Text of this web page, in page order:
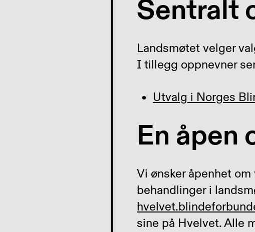
Sentralt
Landsmøtet velger
I tillegg oppnevner
Utvalg i Norges
En åpen
Vi ønsker åpenhet
behandlinger i
sine på Hvelvet. Alle